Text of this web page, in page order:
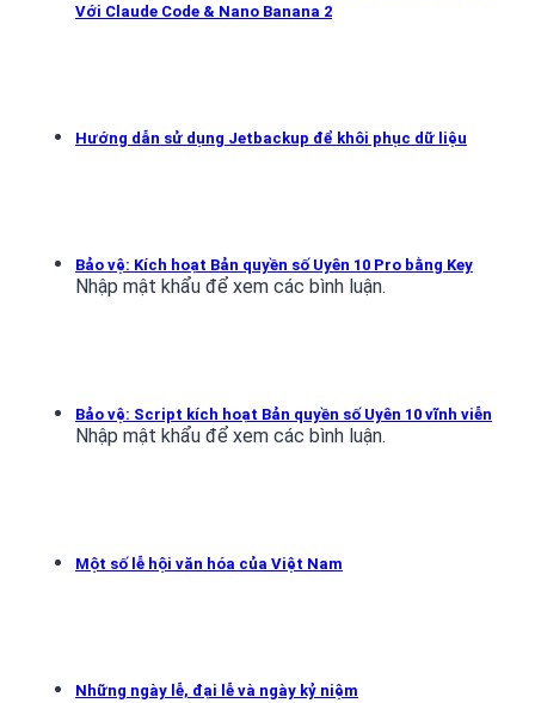
Với Claude Code & Nano Banana 2
Hướng dẫn sử dụng Jetbackup để khôi phục dữ liệu
Bảo vệ: Kích hoạt Bản quyền số Uyên 10 Pro bằng Key
Nhập mật khẩu để xem các bình luận.
Bảo vệ: Script kích hoạt Bản quyền số Uyên 10 vĩnh viễn
Nhập mật khẩu để xem các bình luận.
Một số lễ hội văn hóa của Việt Nam
Những ngày lễ, đại lễ và ngày kỷ niệm